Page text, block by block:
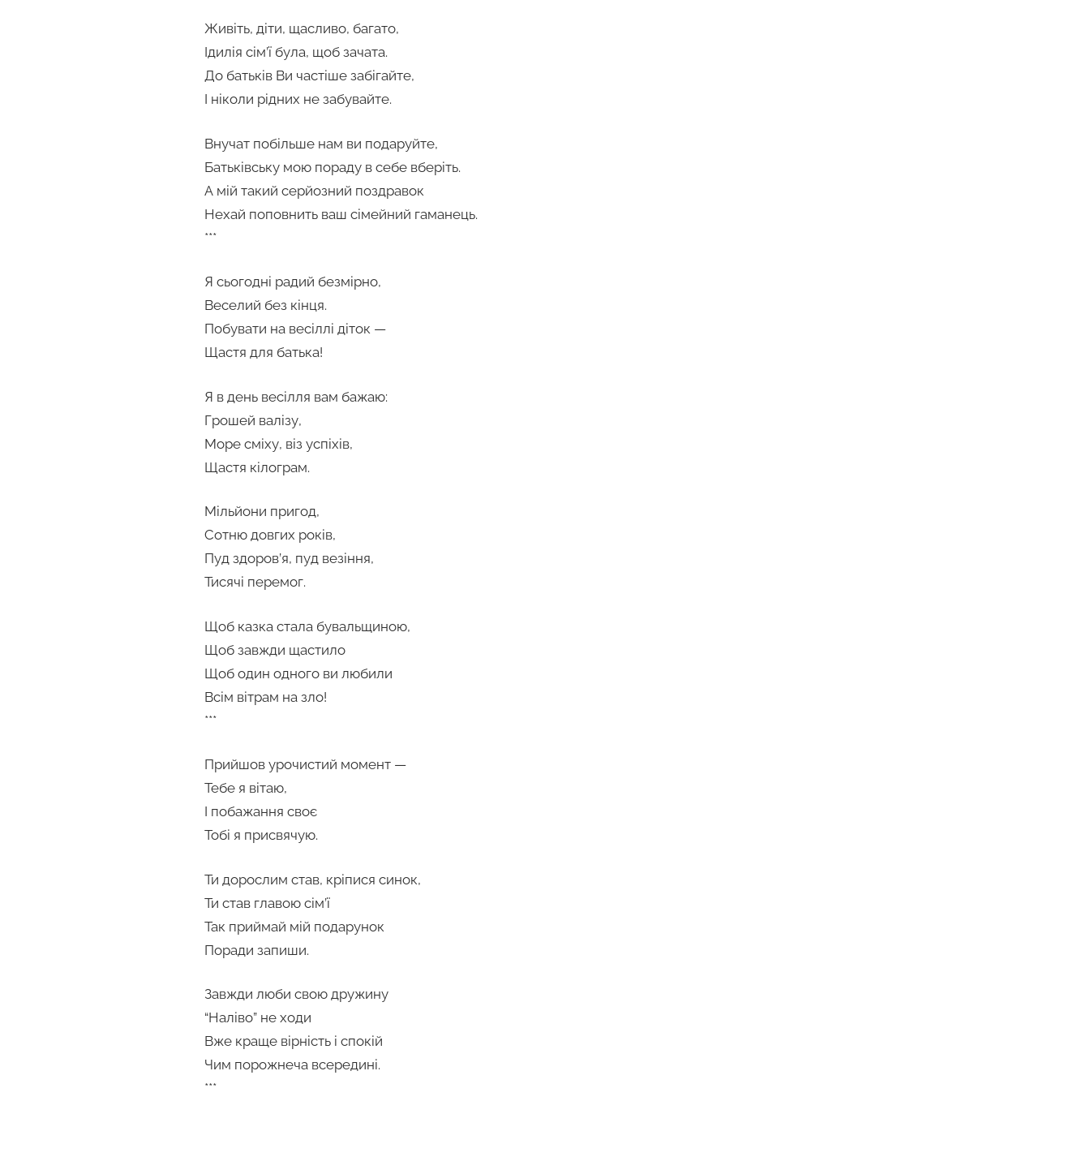
Живіть, діти, щасливо, багато,
Ідилія сім’ї була, щоб зачата.
До батьків Ви частіше забігайте,
І ніколи рідних не забувайте.
Внучат побільше нам ви подаруйте,
Батьківську мою пораду в себе вберіть.
А мій такий серйозний поздравок
Нехай поповнить ваш сімейний гаманець.
***
Я сьогодні радий безмірно,
Веселий без кінця.
Побувати на весіллі діток —
Щастя для батька!
Я в день весілля вам бажаю:
Грошей валізу,
Море сміху, віз успіхів,
Щастя кілограм.
Мільйони пригод,
Сотню довгих років,
Пуд здоров’я, пуд везіння,
Тисячі перемог.
Щоб казка стала бувальщиною,
Щоб завжди щастило
Щоб один одного ви любили
Всім вітрам на зло!
***
Прийшов урочистий момент —
Тебе я вітаю,
І побажання своє
Тобі я присвячую.
Ти дорослим став, кріпися синок,
Ти став главою сім’ї
Так приймай мій подарунок
Поради запиши.
Завжди люби свою дружину
“Наліво” не ходи
Вже краще вірність і спокій
Чим порожнеча всередині.
***